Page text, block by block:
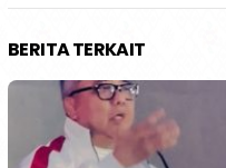
BERITA TERKAIT